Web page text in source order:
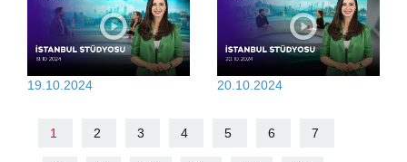
19.10.2024 20.10.2024
1 2 3 4 5 6 7